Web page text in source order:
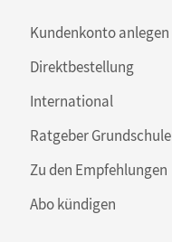
Kundenkonto anlegen
Direktbestellung
International
Ratgeber Grundschule
Zu den Empfehlungen
Abo kündigen